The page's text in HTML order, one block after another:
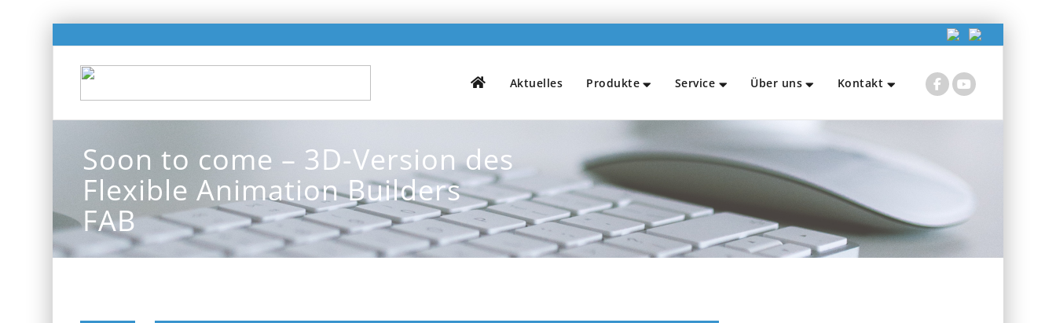
H Aktuelles Produkte Service Über uns Kontakt
Soon to come – 3D-Version des
Flexible Animation Builders
FAB